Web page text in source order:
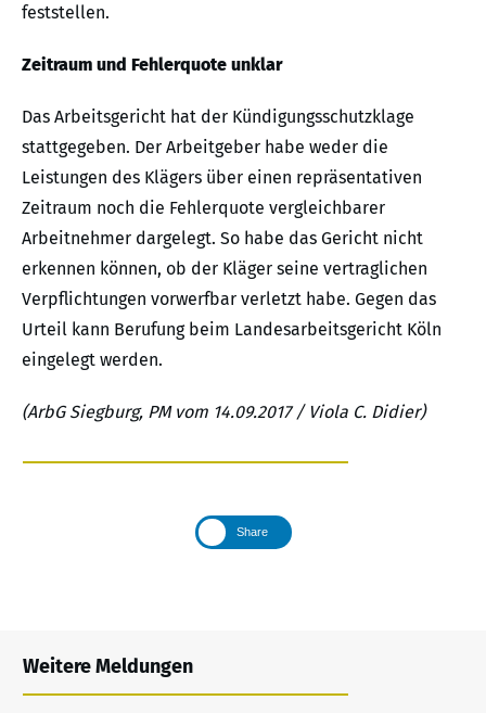
feststellen.
Zeitraum und Fehlerquote unklar
Das Arbeitsgericht hat der Kündigungsschutzklage
stattgegeben. Der Arbeitgeber habe weder die
Leistungen des Klägers über einen repräsentativen
Zeitraum noch die Fehlerquote vergleichbarer
Arbeitnehmer dargelegt. So habe das Gericht nicht
erkennen können, ob der Kläger seine vertraglichen
Verpflichtungen vorwerfbar verletzt habe. Gegen das
Urteil kann Berufung beim Landesarbeitsgericht Köln
eingelegt werden.
(ArbG Siegburg, PM vom 14.09.2017 / Viola C. Didier)
Share
Weitere Meldungen